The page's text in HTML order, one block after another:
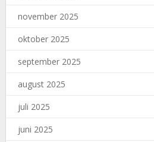
november 2025
oktober 2025
september 2025
august 2025
juli 2025
juni 2025